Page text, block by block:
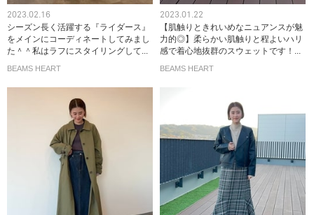
2023.02.16
シーズン長く活躍する『ライダース』
をメインにコーディネートしてみまし
た＾＾私はラフにスタイリングして...
BEAMS HEART
2023.01.22
【肌触りときれいめなニュアンスが魅
力的◎】柔らかい肌触りと程よいハリ
感で着心地抜群のスウェットです！...
BEAMS HEART